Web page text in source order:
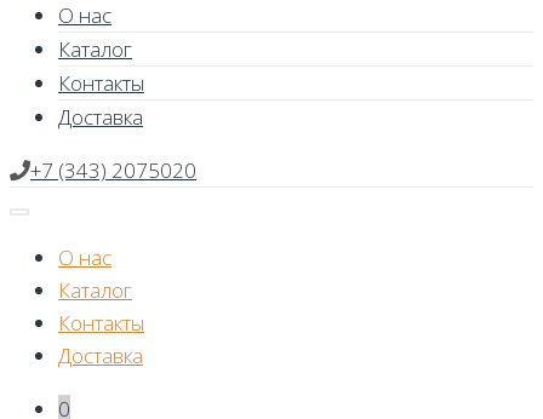
О нас
Каталог
Контакты
Доставка
+7 (343) 2075020
О нас
Каталог
Контакты
Доставка
0